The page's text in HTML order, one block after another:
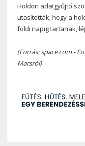
Holdon adatgyűjtő
utasították, hogy a
földi napig tartanak,
(Forrás: space.com -
Marsról)